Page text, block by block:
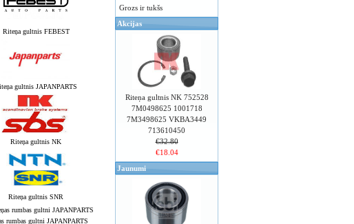
Riteņa gultnis FEBEST
gultnis JAPANPARTS
Riteņa gultnis NK
Riteņa gultnis SNR
rumbas gultni JAPANPARTS
Grozs ir tukšs
Akcijas
Riteņa gultnis NK 752528
7M0498625 1001718
7M3498625 VKBA3449
713610450
€32.80
€18.04
Jaunumi